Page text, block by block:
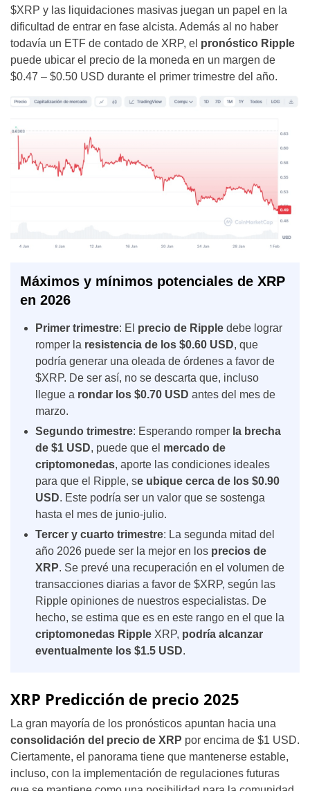
$XRP y las liquidaciones masivas juegan un papel en la
dificultad de entrar en fase alcista. Además al no haber
todavía un ETF de contado de XRP, el pronóstico Ripple
puede ubicar el precio de la moneda en un margen de
$0.47 – $0.50 USD durante el primer trimestre del año.
Máximos y mínimos potenciales de XRP
en 2026
Primer trimestre: El precio de Ripple debe lograr
romper la resistencia de los $0.60 USD, que
podría generar una oleada de órdenes a favor de
$XRP. De ser así, no se descarta que, incluso
llegue a rondar los $0.70 USD antes del mes de
marzo.
Segundo trimestre: Esperando romper la brecha
de $1 USD, puede que el mercado de
criptomonedas, aporte las condiciones ideales
para que el Ripple, se ubique cerca de los $0.90
USD. Este podría ser un valor que se sostenga
hasta el mes de junio-julio.
Tercer y cuarto trimestre: La segunda mitad del
año 2026 puede ser la mejor en los precios de
XRP. Se prevé una recuperación en el volumen de
transacciones diarias a favor de $XRP, según las
Ripple opiniones de nuestros especialistas. De
hecho, se estima que es en este rango en el que la
criptomonedas Ripple XRP, podría alcanzar
eventualmente los $1.5 USD.
XRP Predicción de precio 2025
La gran mayoría de los pronósticos apuntan hacia una
consolidación del precio de XRP por encima de $1 USD.
Ciertamente, el panorama tiene que mantenerse estable,
incluso, con la implementación de regulaciones futuras